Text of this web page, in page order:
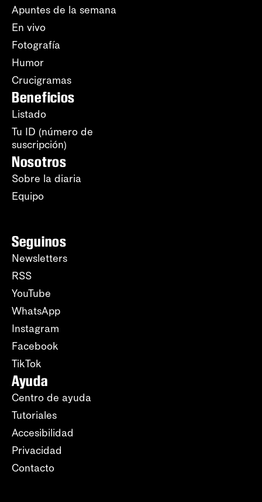
Apuntes de la semana
En vivo
Fotografía
Humor
Crucigramas
Beneficios
Listado
Tu ID (número de
suscripción)
Nosotros
Sobre la diaria
Equipo
Seguinos
Newsletters
RSS
YouTube
WhatsApp
Instagram
Facebook
TikTok
Ayuda
Centro de ayuda
Tutoriales
Accesibilidad
Privacidad
Contacto